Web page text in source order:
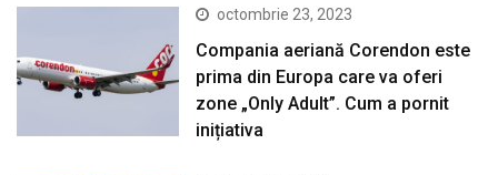
octombrie 23, 2023
Compania aeriană Corendon este
prima din Europa care va oferi
zone „Only Adult”. Cum a pornit
inițiativa